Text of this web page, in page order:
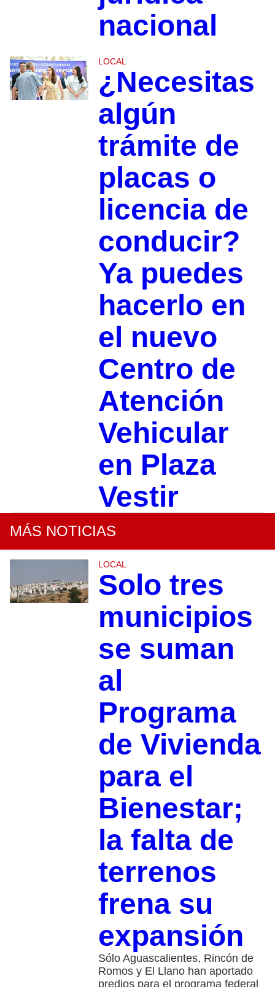
nacional
LOCAL
¿Necesitas
algún
trámite de
placas o
licencia de
conducir?
Ya puedes
hacerlo en
el nuevo
Centro de
Atención
Vehicular
en Plaza
Vestir
MÁS NOTICIAS
LOCAL
Solo tres
municipios
se suman
al
Programa
de Vivienda
para el
Bienestar;
la falta de
terrenos
frena su
expansión
Sólo Aguascalientes, Rincón de
Romos y El Llano han aportado
predios para el programa federal